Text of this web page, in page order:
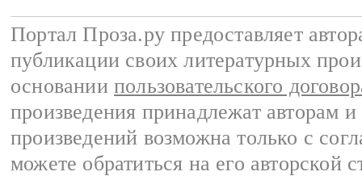
Портал Проза.ру предоставляет
публикации своих литературных
основании пользовательского
произведения принадлежат авторам
произведений возможна только с
можете обратиться на его авторской